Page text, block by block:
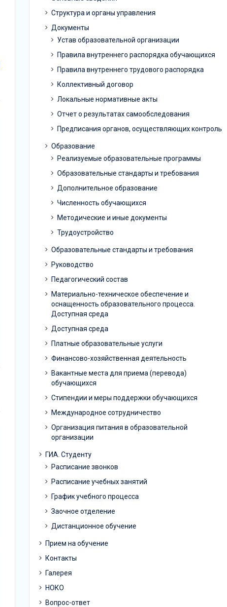
Структура и органы управления
Документы
Устав образовательной организации
Правила внутреннего распорядка обучающихся
Правила внутреннего трудового распорядка
Коллективный договор
Локальные нормативные акты
Отчет о результатах самообследования
Предписания органов, осуществляющих контроль
Образование
Реализуемые образовательные программы
Образовательные стандарты и требования
Дополнительное образование
Численность обучающихся
Методические и иные документы
Трудоустройство
Образовательные стандарты и требования
Руководство
Педагогический состав
Материально-техническое обеспечение и
оснащенность образовательного процесса.
Доступная среда
Доступная среда
Платные образовательные услуги
Финансово-хозяйственная деятельность
Вакантные места для приема (перевода)
обучающихся
Стипендии и меры поддержки обучающихся
Международное сотрудничество
Организация питания в образовательной
организации
ГИА. Студенту
Расписание звонков
Расписание учебных занятий
График учебного процесса
Заочное отделение
Дистанционное обучение
Прием на обучение
Контакты
Галерея
НОКО
Вопрос-ответ